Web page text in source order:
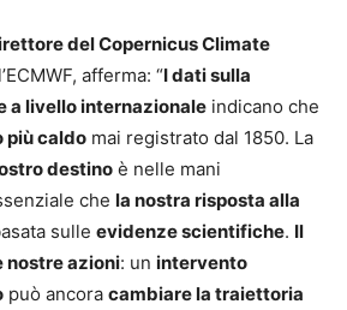
del Copernicus Climate
afferma: “I dati sulla
a livello internazionale indicano che
più caldo mai registrato dal 1850. La
destino è nelle mani
che la nostra risposta alla
sulle evidenze scientifiche. Il
nostre azioni: un intervento
può ancora cambiare la traiettoria